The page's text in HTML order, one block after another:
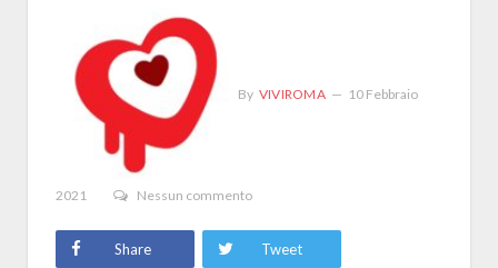
By VIVIROMA 10 Febbraio
2021 Nessun commento
Share Tweet